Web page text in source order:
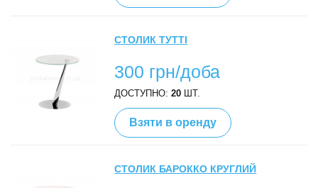
СТОЛИК ТУТТІ
300 грн/доба
ДОСТУПНО:20 ШТ.
Взяти в оренду
СТОЛИК БАРОККО КРУГЛИЙ